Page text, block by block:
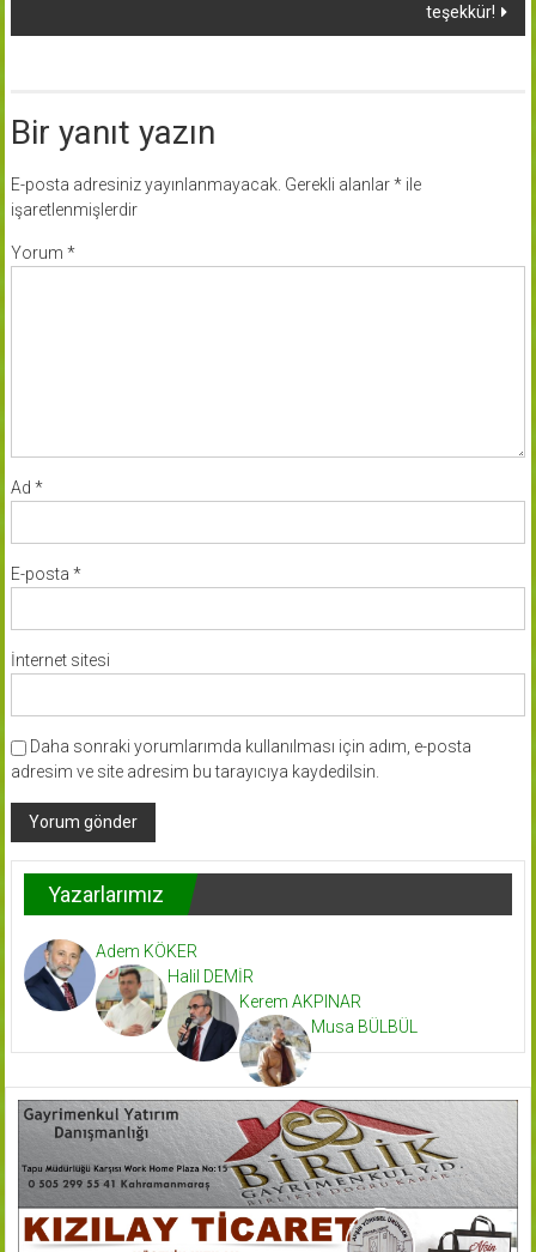
teşekkür!
Bir yanıt yazın
E-posta adresiniz yayınlanmayacak. Gerekli alanlar*ile
işaretlenmişlerdir
Yorum *
Ad *
E-posta *
İnternet sitesi
Daha sonraki yorumlarımda kullanılması için adım, e-posta
adresim ve site adresim bu tarayıcıya kaydedilsin.
Yazarlarımız
Adem KÖKER
Halil DEMİR
Kerem AKPINAR
Musa BÜLBÜL